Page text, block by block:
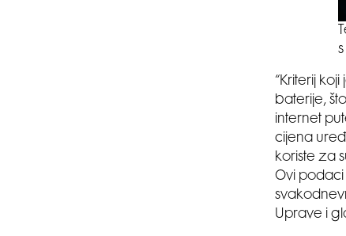
“Kriterij
baterije,
internet
cijena
koriste za
Ovi podaci
Uprave i